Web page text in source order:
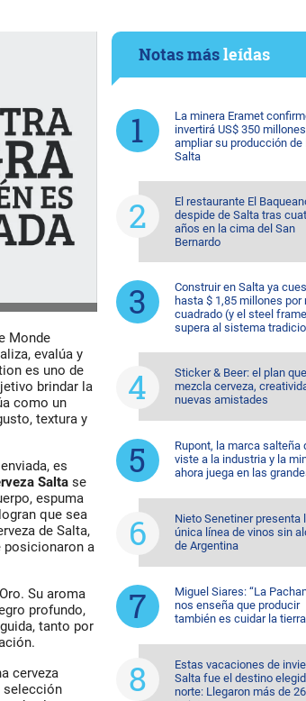
Monde
evalúa y
es uno de
brindar la
como un
textura y
es
Salta se
espuma
que sea
de Salta,
posicionaron a
Su aroma
profundo,
tanto por
cerveza
selección
Notas másleídas
La minera Eramet
invertirá US$ 350
ampliar su producción de
Salta
El restaurante El
despide de Salta tras
años en la cima del San
Bernardo
Construir en Salta ya
hasta $ 1,85 millones por
cuadrado (y el steel frame
supera al sistema
Sticker & Beer: el plan que
mezcla cerveza,
nuevas amistades
Rupont, la marca salteña
viste a la industria y la
ahora juega en las
Nieto Senetiner presenta
única línea de vinos sin
de Argentina
Miguel Siares: “La
nos enseña que producir
también es cuidar la
Estas vacaciones de
Salta fue el destino
norte: Llegaron más de